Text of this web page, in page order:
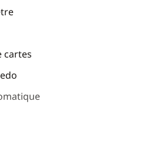
cartes